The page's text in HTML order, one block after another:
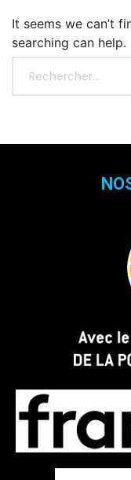
It seems we can’t
searching can help.